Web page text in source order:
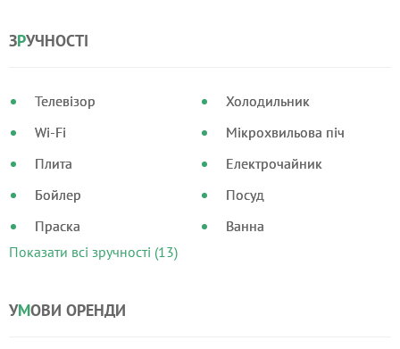
ЗРУЧНОСТІ
Телевізор
Wi-Fi
Плита
Бойлер
Праска
Холодильник
Мікрохвильова піч
Електрочайник
Посуд
Ванна
Показати всі зручності (13)
УМОВИ ОРЕНДИ